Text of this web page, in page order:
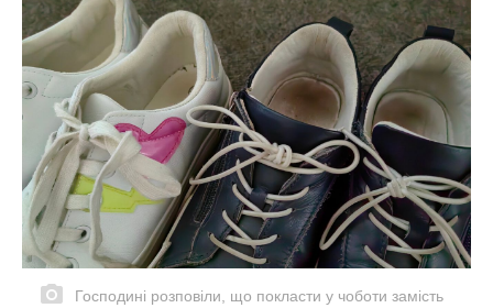
Господині розповіли, що покласти у чоботи замість